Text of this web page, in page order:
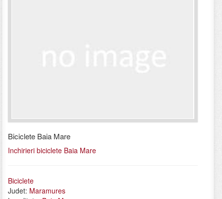
Biciclete Baia Mare
Inchirieri biciclete Baia Mare
Biciclete
Judet: Maramures